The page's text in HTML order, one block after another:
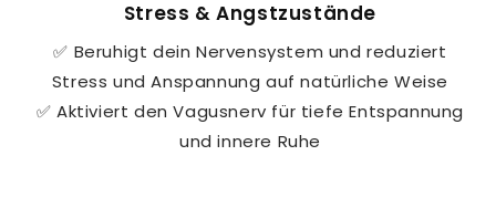
Stress & Angstzustände
✅ Beruhigt dein Nervensystem und reduziert
Stress und Anspannung auf natürliche Weise
✅ Aktiviert den Vagusnerv für tiefe Entspannung
und innere Ruhe